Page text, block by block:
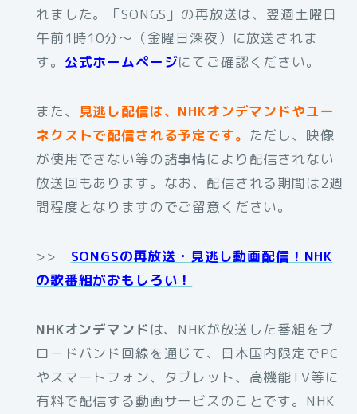
れました。「SONGS」の再放送は、翌週土曜日
午前1時10分～（金曜日深夜）に放送されま
す。 公式ホームページにてご確認ください。
また、
見逃し配信は、NHKオンデマンドやユー
ネクストで配信される予定です。 ただし、映像
が使用できない等の諸事情により配信されない
放送回もあります。なお、配信される期間は2週
間程度となりますのでご留意ください。
>> SONGSの再放送・見逃し動画配信！NHK
の歌番組がおもしろい！
NHKオンデマンド は、NHKが放送した番組をブ
ロードバンド回線を通じて、日本国内限定でPC
やスマートフォン、タブレット、高機能TV等に
有料で配信する動画サービスのことです。NHK